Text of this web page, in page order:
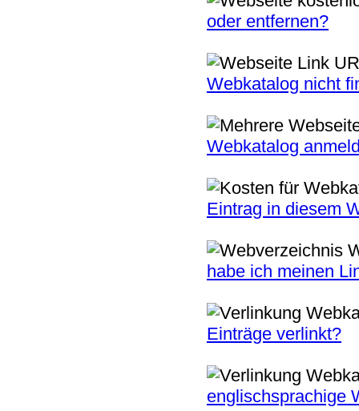
oder entfernen?
Webkatalog nicht
Webkatalog
Eintrag in diesem
habe ich meinen
Einträge verlinkt?
englischsprachige